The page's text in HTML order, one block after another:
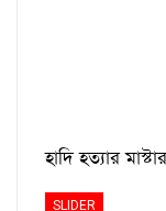
হাদি হত্যার
SLIDER